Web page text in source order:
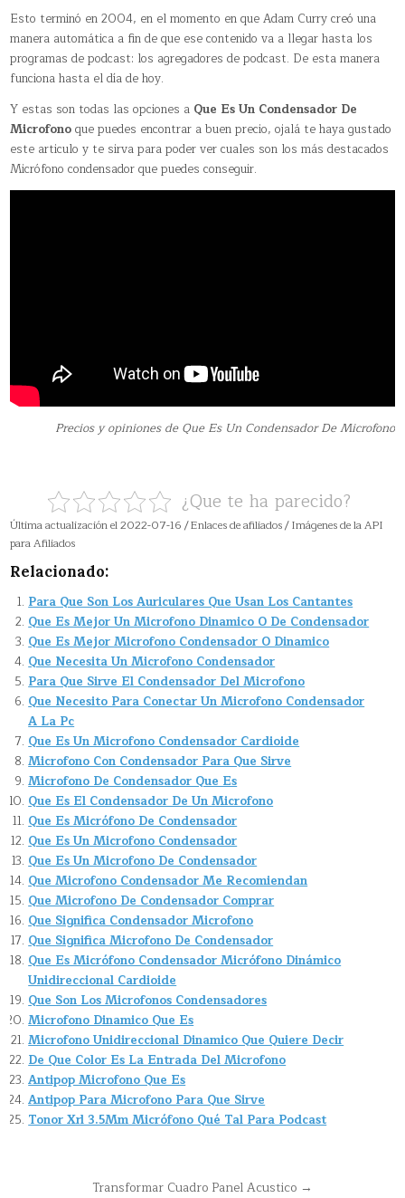
Esto terminó en 2004, en el momento en que Adam Curry creó una
manera automática a fin de que ese contenido va a llegar hasta los
programas de podcast: los agregadores de podcast. De esta manera
funciona hasta el día de hoy.
Y estas son todas las opciones a Que Es Un Condensador De
Microfonoque puedes encontrar a buen precio, ojalá te haya gustado
este articulo y te sirva para poder ver cuales son los más destacados
Micrófono condensador que puedes conseguir.
Precios y opiniones de Que Es Un Condensador De Microfono
¿Que te ha parecido?
Última actualización el 2022-07-16 / Enlaces de afiliados / Imágenes de la API
para Afiliados
Relacionado:
Para Que Son Los Auriculares Que Usan Los Cantantes
Que Es Mejor Un Microfono Dinamico O De Condensador
Que Es Mejor Microfono Condensador O Dinamico
Que Necesita Un Microfono Condensador
Para Que Sirve El Condensador Del Microfono
Que Necesito Para Conectar Un Microfono Condensador
A La Pc
Que Es Un Microfono Condensador Cardioide
Microfono Con Condensador Para Que Sirve
Microfono De Condensador Que Es
Que Es El Condensador De Un Microfono
Que Es Micrófono De Condensador
Que Es Un Microfono Condensador
Que Es Un Microfono De Condensador
Que Microfono Condensador Me Recomiendan
Que Microfono De Condensador Comprar
Que Significa Condensador Microfono
Que Significa Microfono De Condensador
Que Es Micrófono Condensador Micrófono Dinámico
Unidireccional Cardioide
Que Son Los Microfonos Condensadores
Microfono Dinamico Que Es
Microfono Unidireccional Dinamico Que Quiere Decir
De Que Color Es La Entrada Del Microfono
Antipop Microfono Que Es
Antipop Para Microfono Para Que Sirve
Tonor Xrl 3.5Mm Micrófono Qué Tal Para Podcast
NavegaciónTransformar Cuadro Panel Acustico →